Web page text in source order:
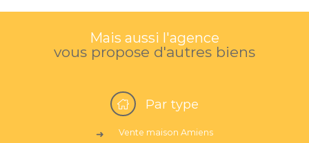
Mais aussi l'agence
vous propose d'autres biens
Par type
Vente maison Amiens